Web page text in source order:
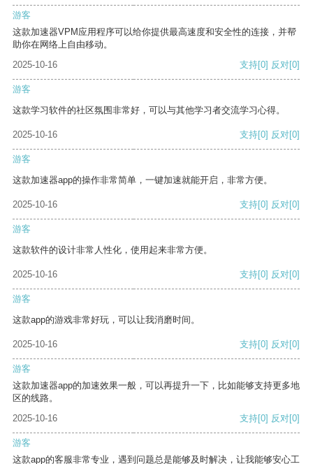
游客
这款加速器VPM应用程序可以给你提供最高速度和安全性的连接，并帮
助你在网络上自由移动。
2025-10-16
支持[0] 反对[0]
游客
这款学习软件的社区氛围非常好，可以与其他学习者交流学习心得。
2025-10-16 支持[0] 反对[0]
游客
这款加速器app的操作非常简单，一键加速就能开启，非常方便。
2025-10-16 支持[0] 反对[0]
游客
这款软件的设计非常人性化，使用起来非常方便。
2025-10-16 支持[0] 反对[0]
游客
这款app的游戏非常好玩，可以让我消磨时间。
2025-10-16 支持[0] 反对[0]
游客
这款加速器app的加速效果一般，可以再提升一下，比如能够支持更多地
区的线路。
2025-10-16
支持[0] 反对[0]
游客
这款app的客服非常专业，遇到问题总是能够及时解决，让我能够安心工